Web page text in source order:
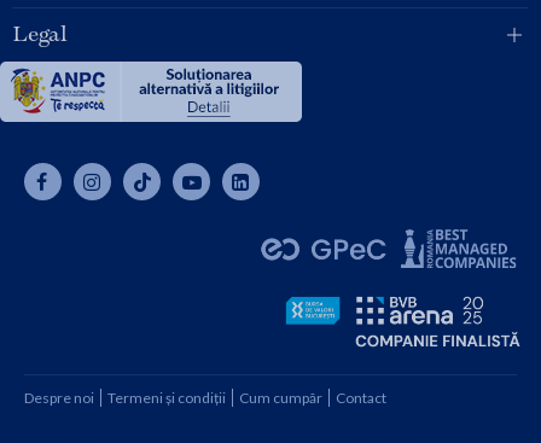
Legal
Despre noi Termeni și condiții Cum cumpăr Contact